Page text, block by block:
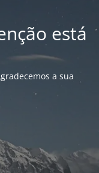
está
a sua